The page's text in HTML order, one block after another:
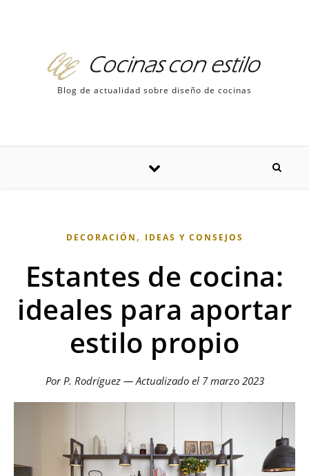
Blog de actualidad sobre diseño de cocinas
DECORACIÓN , IDEAS Y CONSEJOS
Estantes de cocina:
ideales para aportar
estilo propio
Por P. Rodríguez — Actualizado el 7 marzo 2023